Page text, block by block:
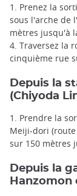
1. Prenez la
sous l'arche de
mètres jusqu'à
4. Traversez la
cinquième rue
Depuis la
(Chiyoda
1. Prendre la
Meiji-dori
sur 150 mètres
Depuis la
Hanzomon